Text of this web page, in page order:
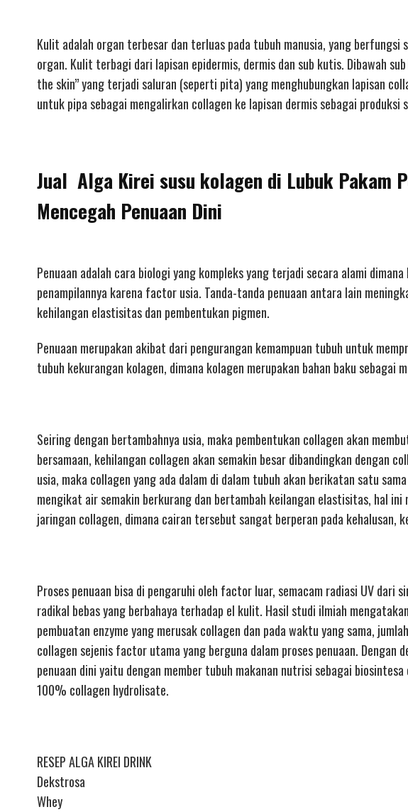
Kulit adalah organ terbesar dan terluas pada tubuh manusia, yang berfungsi
organ. Kulit terbagi dari lapisan epidermis, dermis dan sub kutis. Dibawah
the skin” yang terjadi saluran (seperti pita) yang menghubungkan lapisan
untuk pipa sebagai mengalirkan collagen ke lapisan dermis sebagai produksi
Jual Alga Kirei susu kolagen di Lubuk Pakam
Mencegah Penuaan Dini
Penuaan adalah cara biologi yang kompleks yang terjadi secara alami
penampilannya karena factor usia. Tanda-tanda penuaan antara lain
kehilangan elastisitas dan pembentukan pigmen.
Penuaan merupakan akibat dari pengurangan kemampuan tubuh untuk
tubuh kekurangan kolagen, dimana kolagen merupakan bahan baku sebagai
Seiring dengan bertambahnya usia, maka pembentukan collagen akan
bersamaan, kehilangan collagen akan semakin besar dibandingkan dengan
usia, maka collagen yang ada dalam di dalam tubuh akan berikatan satu
mengikat air semakin berkurang dan bertambah keilangan elastisitas, hal
jaringan collagen, dimana cairan tersebut sangat berperan pada kehalusan,
Proses penuaan bisa di pengaruhi oleh factor luar, semacam radiasi UV dari
radikal bebas yang berbahaya terhadap el kulit. Hasil studi ilmiah
pembuatan enzyme yang merusak collagen dan pada waktu yang sama,
collagen sejenis factor utama yang berguna dalam proses penuaan.
penuaan dini yaitu dengan member tubuh makanan nutrisi sebagai
100% collagen hydrolisate.
RESEP ALGA KIREI DRINK
Dekstrosa
Whey